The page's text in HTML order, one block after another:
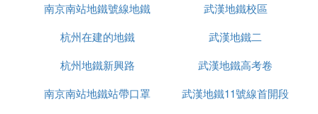
⑸ 南京地鐵4號線仃靠各站
南京地鐵4號線站點有龍江站、草場門站、雲南路
站、鼓樓站、雞鳴寺站、九華山站、崗子村站、蔣王
通路站、靈山站、東流站、孟北站、樺墅站、仙林湖
心地鐵站
南京南站地鐵號線地鐵
武漢地鐵校區
杭州在建的地鐵
武漢地鐵二
杭州地鐵新興路
武漢地鐵高考卷
南京南站地鐵站帶口罩
武漢地鐵11號線首開段